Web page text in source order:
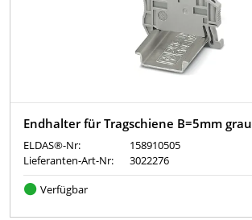
Endhalter für Tragschiene B=5mm grau
ELDAS®-Nr:
158910505
Lieferanten-Art-Nr:
3022276
Verfügbar